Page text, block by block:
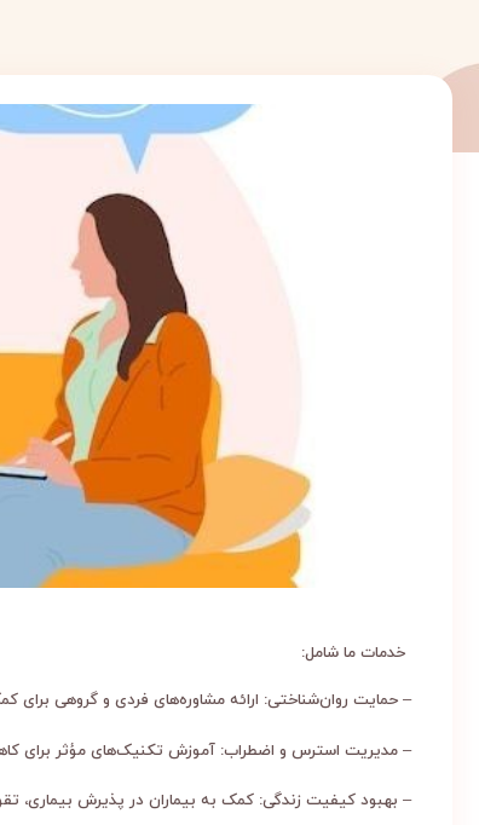
خدمات ما شامل:
– حمایت روان‌شناختی: ارائه مشاوره‌های فردی و گروهی برای
– مدیریت استرس و اضطراب: آموزش تکنیک‌های مؤثر برای
– بهبود کیفیت زندگی: کمک به بیماران در پذیرش بیماری،